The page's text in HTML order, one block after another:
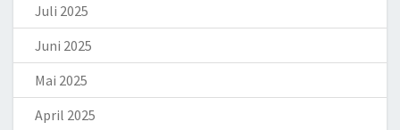
Juli 2025
Juni 2025
Mai 2025
April 2025